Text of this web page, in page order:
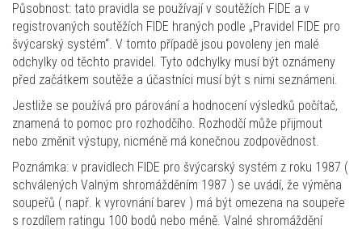
Působnost: tato pravidla se používají v soutěžích FIDE a v
registrovaných soutěžích FIDE hraných podle „Pravidel FIDE pro
švýcarský systém“. V tomto případě jsou povoleny jen malé
odchylky od těchto pravidel. Tyto odchylky musí být oznámeny
před začátkem soutěže a účastníci musí být s nimi seznámeni.
Jestliže se používá pro párování a hodnocení výsledků počítač,
znamená to pomoc pro rozhodčího. Rozhodčí může přijmout
nebo změnit výstupy, nicméně má konečnou zodpovědnost.
Poznámka: v pravidlech FIDE pro švýcarský systém z roku 1987 (
schválených Valným shromážděním 1987 ) se uvádí, že výměna
soupeřů ( např. k vyrovnání barev ) má být omezena na soupeře
s rozdílem ratingu 100 bodů nebo méně. Valné shromáždění